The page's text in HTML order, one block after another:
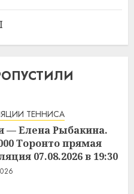
ТЕННИСА
— Елена Рыбакина.
Торонто прямая
07.08.2026 в 19:30